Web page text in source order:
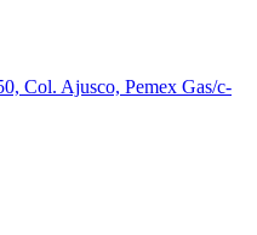
Col. Ajusco, Pemex Gas/c-